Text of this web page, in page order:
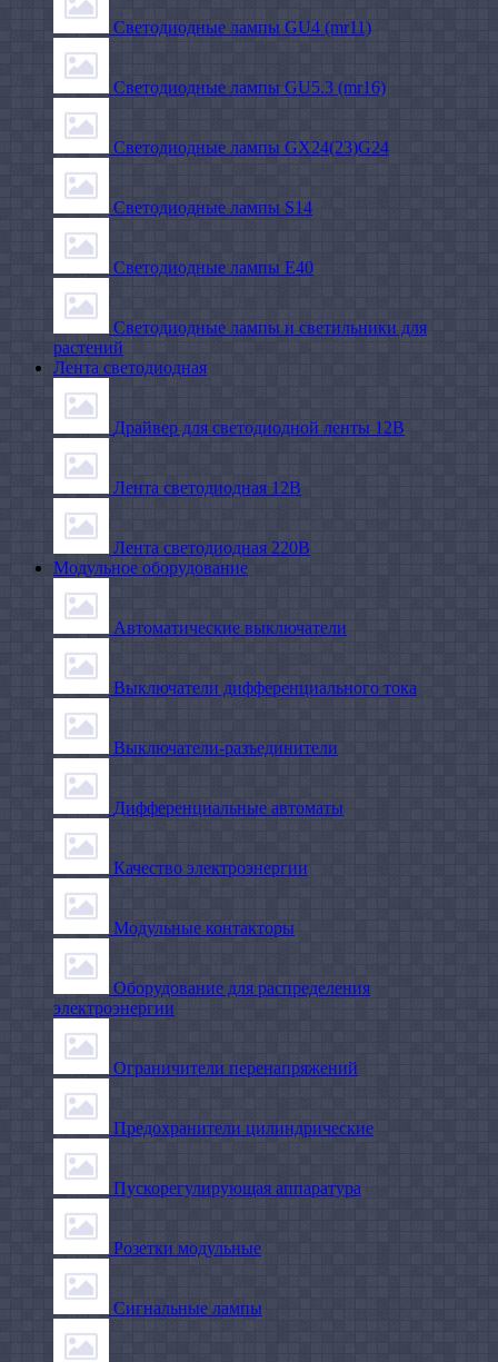
Светодиодные лампы GU4 (mr11)
Светодиодные лампы GU5.3 (mr16)
Светодиодные лампы GX24(23)G24
Светодиодные лампы S14
Светодиодные лампы Е40
Светодиодные лампы и светильники для
растений
Лента светодиодная
Драйвер для светодиодной ленты 12В
Лента светодиодная 12В
Лента светодиодная 220В
Модульное оборудование
Автоматические выключатели
Выключатели дифференциального тока
Выключатели-разъединители
Дифференциальные автоматы
Качество электроэнергии
Модульные контакторы
Оборудование для распределения
электроэнергии
Ограничители перенапряжений
Предохранители цилиндрические
Пускорегулирующая аппаратура
Розетки модульные
Сигнальные лампы